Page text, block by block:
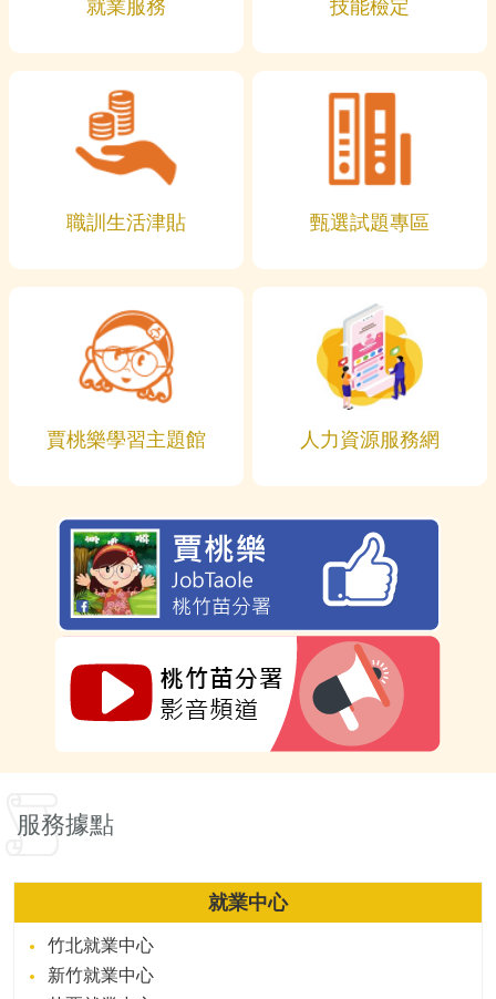
就業服務 技能檢定
職訓生活津貼 甄選試題專區
賈桃樂學習主題館 人力資源服務網
服務據點
就業中心
竹北就業中心
新竹就業中心